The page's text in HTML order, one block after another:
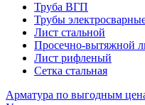
Труба ВГП
Трубы
Лист стальной
Просечно-вытяжной
Лист рифленый
Сетка стальная
Арматура по выгодным